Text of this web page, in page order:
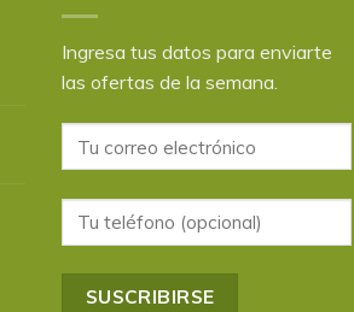
Ingresa tus datos para enviarte
las ofertas de la semana.